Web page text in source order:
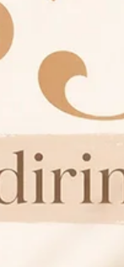
Fiyat Alarmı